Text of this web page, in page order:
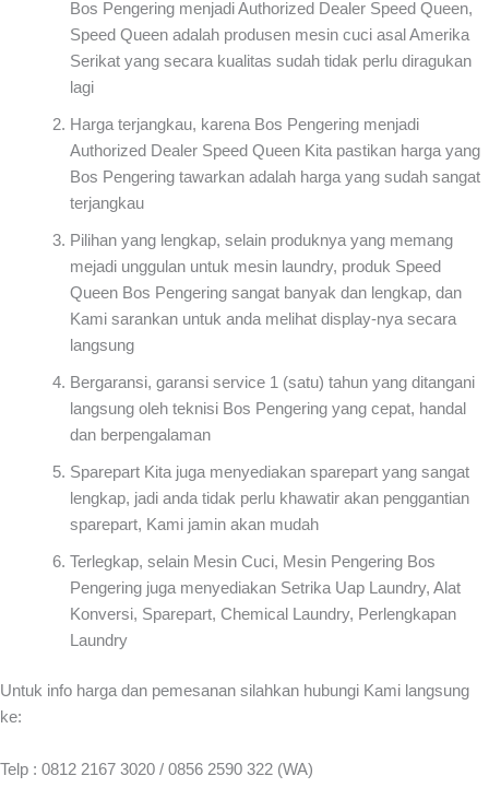
Bos Pengering menjadi Authorized Dealer Speed Queen,
Speed Queen adalah produsen mesin cuci asal Amerika
Serikat yang secara kualitas sudah tidak perlu diragukan
lagi
Harga terjangkau, karena Bos Pengering menjadi
Authorized Dealer Speed Queen Kita pastikan harga yang
Bos Pengering tawarkan adalah harga yang sudah sangat
terjangkau
Pilihan yang lengkap, selain produknya yang memang
mejadi unggulan untuk mesin laundry, produk Speed
Queen Bos Pengering sangat banyak dan lengkap, dan
Kami sarankan untuk anda melihat display-nya secara
langsung
Bergaransi, garansi service 1 (satu) tahun yang ditangani
langsung oleh teknisi Bos Pengering yang cepat, handal
dan berpengalaman
Sparepart Kita juga menyediakan sparepart yang sangat
lengkap, jadi anda tidak perlu khawatir akan penggantian
sparepart, Kami jamin akan mudah
Terlegkap, selain Mesin Cuci, Mesin Pengering Bos
Pengering juga menyediakan Setrika Uap Laundry, Alat
Konversi, Sparepart, Chemical Laundry, Perlengkapan
Laundry
Untuk info harga dan pemesanan silahkan hubungi Kami langsung
ke:
Telp : 0812 2167 3020 / 0856 2590 322 (WA)